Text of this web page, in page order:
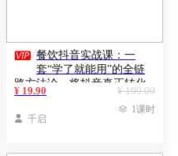
 餐饮抖音实战课：一
套“学了就能用”的全链
路方法论，将抖音真正转化
为可持续引流的盈利工具
¥ 199.00
¥ 19.90
 千启
 1课时